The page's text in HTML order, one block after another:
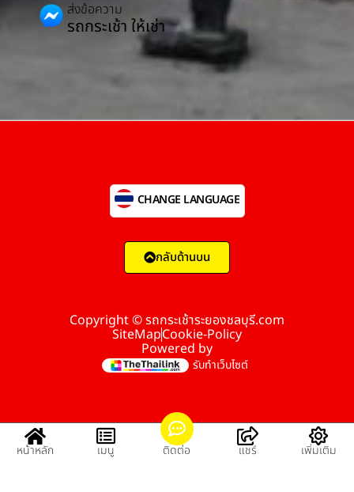
ส่งข้อความ
รถกระเช้า ให้เช่า
Copyright © รถกระเช้าระยองชลบุรี.com
SiteMapCookie-Policy
Powered by
รับทำเว็บไซต์
CHANGE LANGUAGE
กลับด้านบน
หน้าหลัก เมนู ติดต่อ แชร์ เพิ่มเติม